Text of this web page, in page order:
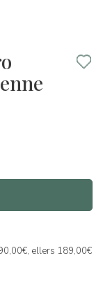
ellers 189,00€